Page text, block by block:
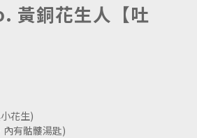
黃銅花生人【吐
花生)
內有骷髏湯匙)